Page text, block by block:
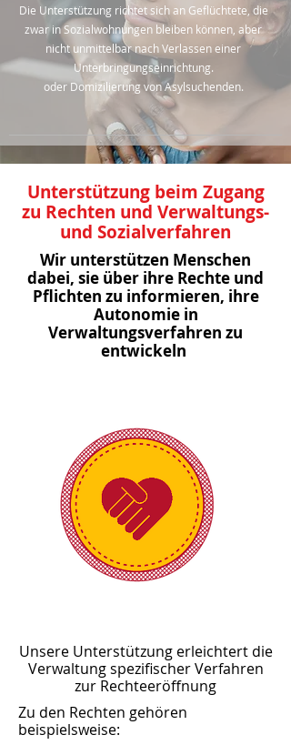
Die Unterstützung richtet sich an Geflüchtete, die
zwar in Sozialwohnungen bleiben können, aber
nicht unmittelbar nach Verlassen einer
Unterbringungseinrichtung.
oder Domizilierung von Asylsuchenden.
Unterstützung beim Zugang
zu Rechten und Verwaltungs-
und Sozialverfahren
Wir unterstützen Menschen
dabei, sie über ihre Rechte und
Pflichten zu informieren, ihre
Autonomie in
Verwaltungsverfahren zu
entwickeln
Unsere Unterstützung erleichtert die
Verwaltung spezifischer Verfahren
zur Rechteeröffnung
Zu den Rechten gehören
beispielsweise: